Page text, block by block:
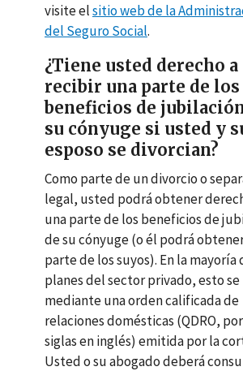
visite elsitio web de la
del Seguro Social.
¿Tiene usted derecho a
recibir una parte de los
beneficios de
su cónyuge si usted y
esposo se divorcian?
Como parte de un divorcio o
legal, usted podrá obtener
una parte de los beneficios de
de su cónyuge (o él podrá
parte de los suyos). En la mayoría
planes del sector privado, esto se
mediante una orden calificada de
relaciones domésticas (QDRO,
siglas en inglés) emitida por la
Usted o su abogado deberá